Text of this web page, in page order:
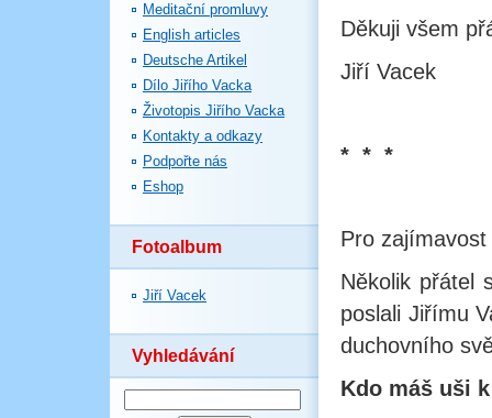
Meditační promluvy
English articles
Deutsche Artikel
Dílo Jiřího Vacka
Životopis Jiřího Vacka
Kontakty a odkazy
Podpořte nás
Eshop
Fotoalbum
Jiří Vacek
Vyhledávání
Děkuji všem
Jiří Vacek
* * *
Pro zajímavost
Několik přátel
poslali Jiřímu
duchovního
Kdo máš uši